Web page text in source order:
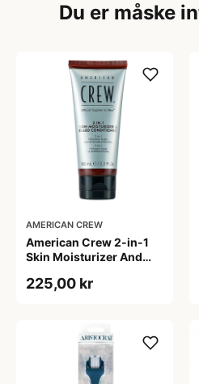
Du er måske
AMERICAN CREW
American Crew 2-in-1
Skin Moisturizer And
ml)
225,00 kr